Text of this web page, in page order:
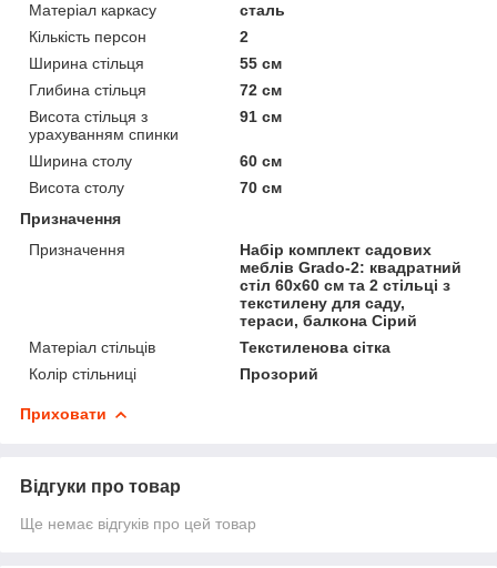
Матеріал каркасу
сталь
Кількість персон
2
Ширина стільця
55 см
Глибина стільця
72 см
Висота стільця з
урахуванням спинки
91 см
Ширина столу
60 см
Висота столу
70 см
Призначення
Призначення
Набір комплект садових
меблів Grado-2: квадратний
стіл 60x60 см та 2 стільці з
текстилену для саду,
тераси, балкона Сірий
Матеріал стільців
Текстиленова сітка
Колір стільниці
Прозорий
Приховати
Відгуки про товар
Ще немає відгуків про цей товар